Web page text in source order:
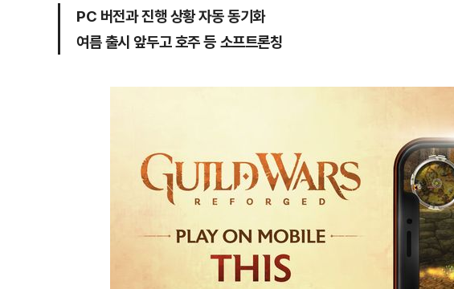
PC 버전과 진행 상황 자동 동기화
여름 출시 앞두고 호주 등 소프트론칭